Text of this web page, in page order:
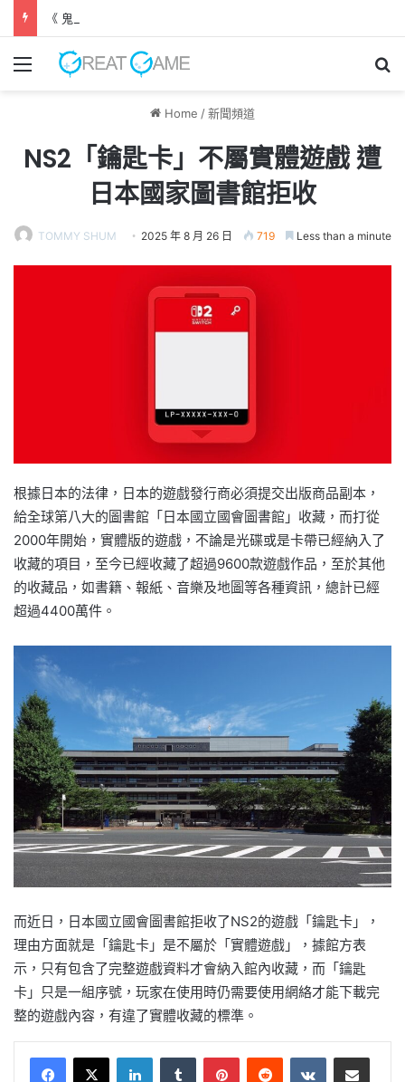
《 鬼武者 劍之道 》 實機試玩報告 源義經將是事件的起源！？
Menu
Home /新聞頻道
NS2「鑰匙卡」不屬實體遊戲 遭
日本國家圖書館拒收
TOMMY SHUM 2025 年 8 月 26 日 719 Less than a minute
根據日本的法律，日本的遊戲發行商必須提交出版商品副本，
給全球第八大的圖書館「日本國立國會圖書館」收藏，而打從
2000年開始，實體版的遊戲，不論是光碟或是卡帶已經納入了
收藏的項目，至今已經收藏了超過9600款遊戲作品，至於其他
的收藏品，如書籍、報紙、音樂及地圖等各種資訊，總計已經
超過4400萬件。
而近日，日本國立國會圖書館拒收了NS2的遊戲「鑰匙卡」，
理由方面就是「鑰匙卡」是不屬於「實體遊戲」，據館方表
示，只有包含了完整遊戲資料才會納入館內收藏，而「鑰匙
卡」只是一組序號，玩家在使用時仍需要使用網絡才能下載完
整的遊戲內容，有違了實體收藏的標準。
LinkedInTumblr PinterestReddit VKontakteShare via Email